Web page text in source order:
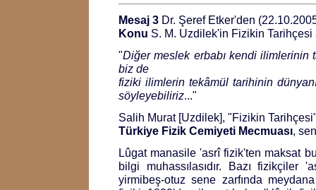
Mesaj 3 Dr. Şeref Etker'den
Konu S. M. Uzdilek'in Fizikin Tarihçesi
"Diğer meslek erbabı kendi
biz de
fiziki ilimlerin tekâmül tarihinin
söyleyebiliriz..."
Salih Murat [Uzdilek], "Fizikin
Türkiye Fizik Cemiyeti Mecmuası,
Lûgat manasile 'asrî fizik'ten maksat
bilgi muhassılasıdır. Bazı
yirmibeş-otuz sene zarfında